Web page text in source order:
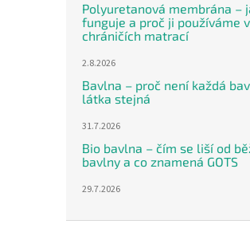
Polyuretanová membrána –
funguje a proč ji používáme v
chráničích matrací
2.8.2026
Bavlna – proč není každá
látka stejná
31.7.2026
Bio bavlna – čím se liší od
bavlny a co znamená GOTS
29.7.2026